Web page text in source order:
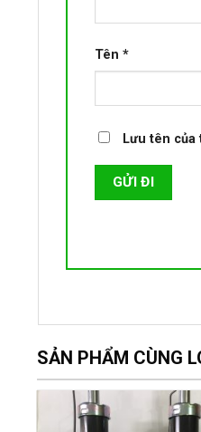
Tên *
Lưu tên
SẢN PHẨM CÙNG